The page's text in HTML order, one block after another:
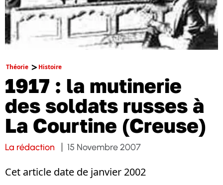
Théorie Histoire
1917 : la mutinerie
des soldats russes à
La Courtine (Creuse)
La rédaction 15 Novembre 2007
Cet article date de janvier 2002